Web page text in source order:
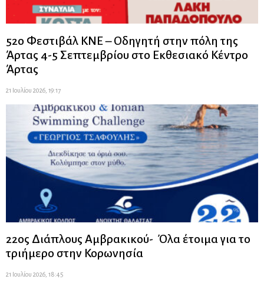
52ο Φεστιβάλ ΚΝΕ – Οδηγητή στην πόλη της
Άρτας 4-5 Σεπτεμβρίου στο Εκθεσιακό Κέντρο
Άρτας
21 Ιουλίου 2026, 19:17
22ος Διάπλους Αμβρακικού- Όλα έτοιμα για το
τριήμερο στην Κορωνησία
21 Ιουλίου 2026, 18:45